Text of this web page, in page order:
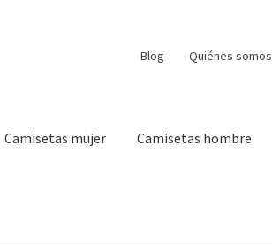
Blog Quiénes somos
Camisetas mujer Camisetas hombre